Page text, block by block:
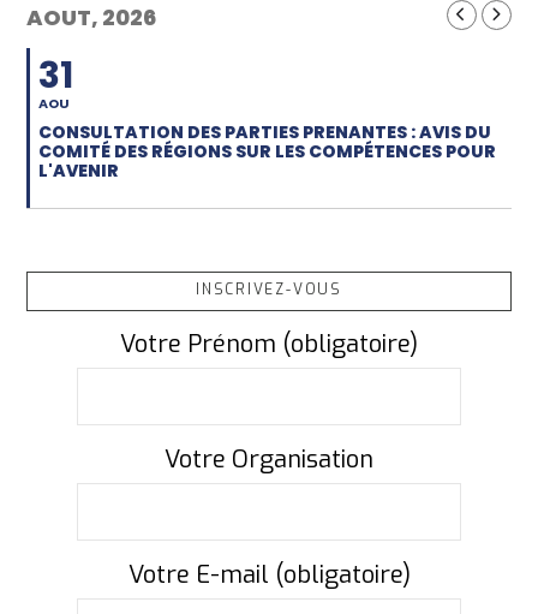
AOUT, 2026
31
AOU
CONSULTATION DES PARTIES PRENANTES : AVIS DU
COMITÉ DES RÉGIONS SUR LES COMPÉTENCES POUR
L'AVENIR
INSCRIVEZ-VOUS
Votre Prénom (obligatoire)
Votre Organisation
Votre E-mail (obligatoire)